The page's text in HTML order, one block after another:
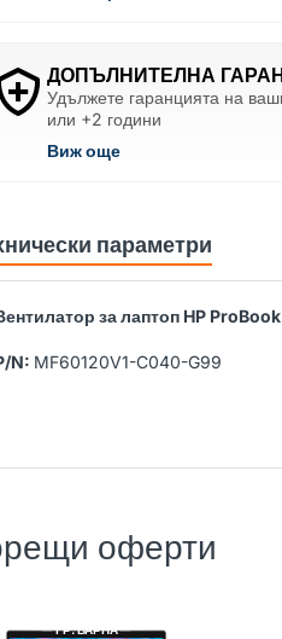
ДОПЪЛНИТЕЛНА
Удължете гаранцията на
или +2 години
Виж още
параметри
за лаптоп HP
N: MF60120V1-C040-G99
оферти
ГР. ВАРНА